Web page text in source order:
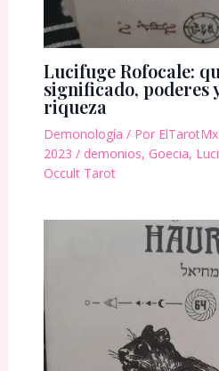
Lucifuge Rofocale:
significado, poderes
riqueza
Demonología / Por ElTarotMx
2023 / demonios, Goecia,
Occult Tarot